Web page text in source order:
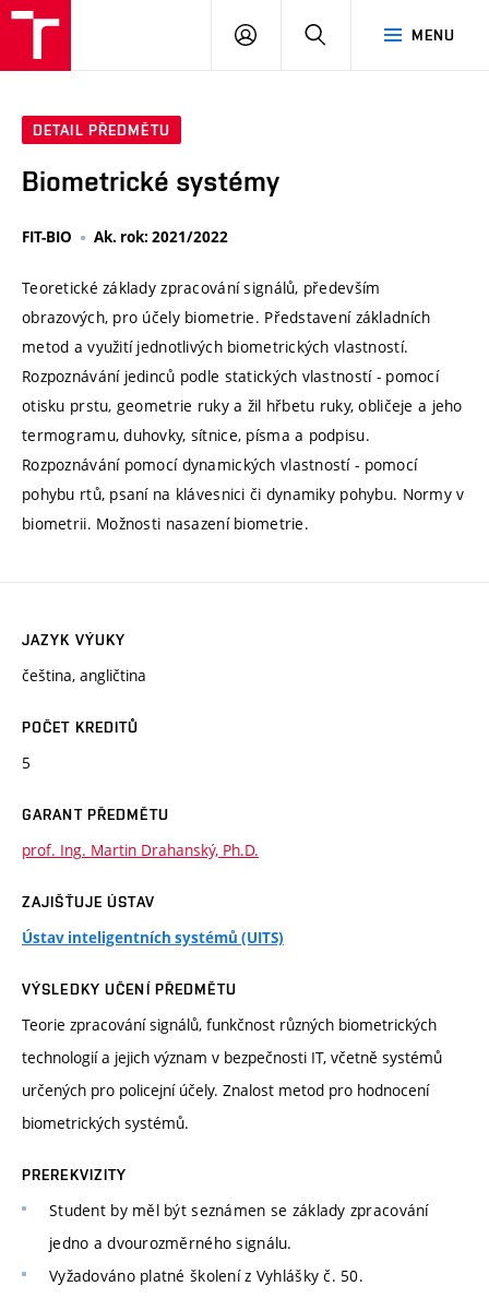
MENU
PŘIHLÁSIT
DETAIL PŘEDMĚTU
Biometrické systémy
FIT-BIO Ak. rok: 2021/2022
Teoretické základy zpracování signálů, především
obrazových, pro účely biometrie. Představení základních
metod a využití jednotlivých biometrických vlastností.
Rozpoznávání jedinců podle statických vlastností - pomocí
otisku prstu, geometrie ruky a žil hřbetu ruky, obličeje a jeho
termogramu, duhovky, sítnice, písma a podpisu.
Rozpoznávání pomocí dynamických vlastností - pomocí
pohybu rtů, psaní na klávesnici či dynamiky pohybu. Normy v
biometrii. Možnosti nasazení biometrie.
JAZYK VÝUKY
čeština, angličtina
POČET KREDITŮ
5
GARANT PŘEDMĚTU
prof. Ing. Martin Drahanský, Ph.D.
ZAJIŠŤUJE ÚSTAV
Ústav inteligentních systémů (UITS)
VÝSLEDKY UČENÍ PŘEDMĚTU
Teorie zpracování signálů, funkčnost různých biometrických
technologií a jejich význam v bezpečnosti IT, včetně systémů
určených pro policejní účely. Znalost metod pro hodnocení
biometrických systémů.
PREREKVIZITY
Student by měl být seznámen se základy zpracování
jedno a dvourozměrného signálu.
Vyžadováno platné školení z Vyhlášky č. 50.